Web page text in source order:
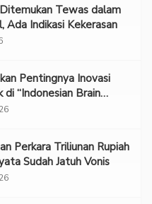
Tewas dalam
Ada Indikasi Kekerasan
Pentingnya Inovasi
“Indonesian Brain
Veteran Jakarta”
Perkara Triliunan Rupiah
Sudah Jatuh Vonis